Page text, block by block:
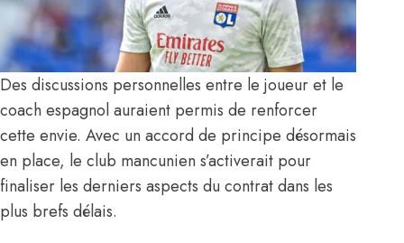
Des discussions personnelles entre le joueur et le
coach espagnol auraient permis de renforcer
cette envie. Avec un accord de principe désormais
en place, le club mancunien s’activerait pour
finaliser les derniers aspects du contrat dans les
plus brefs délais.